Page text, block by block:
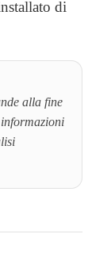
di
alla fine